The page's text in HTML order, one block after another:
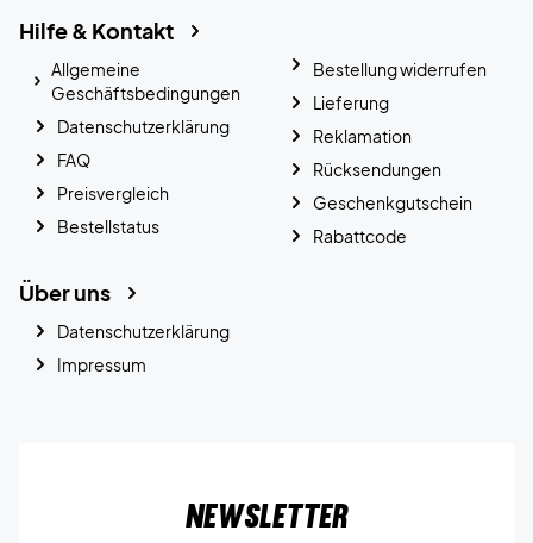
Hilfe & Kontakt
Allgemeine
Geschäftsbedingungen
Datenschutzerklärung
FAQ
Preisvergleich
Bestellstatus
Bestellung widerrufen
Lieferung
Reklamation
Rücksendungen
Geschenkgutschein
Rabattcode
Über uns
Datenschutzerklärung
Impressum
Newsletter